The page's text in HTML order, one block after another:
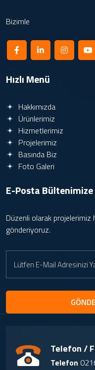
Bizimle
Hızlı Menü
Hakkımızda
Ürünlerimiz
Hizmetlerimiz
Projelerimiz
Basında Biz
Foto Galeri
E-Posta Bültenimize
Düzenli olarak projelerimiz
gönderiyoruz.
Telefon /
Telefon